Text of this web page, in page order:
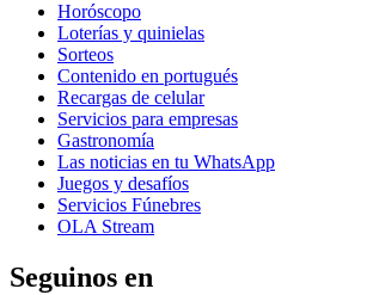
Horóscopo
Loterías y quinielas
Sorteos
Contenido en portugués
Recargas de celular
Servicios para empresas
Gastronomía
Las noticias en tu WhatsApp
Juegos y desafíos
Servicios Fúnebres
OLA Stream
Seguinos en